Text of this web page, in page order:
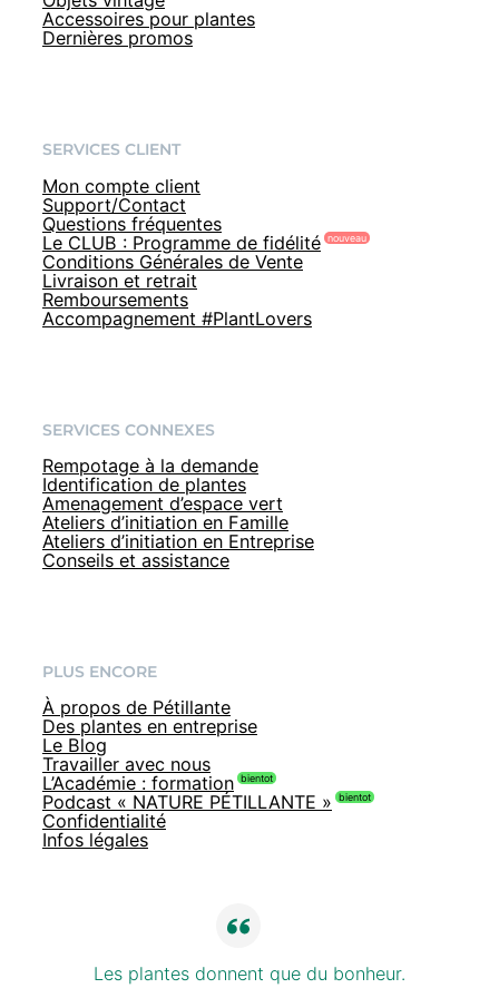
Accessoires pour plantes
Dernières promos
SERVICES CLIENT
Mon compte client
Support/Contact
Questions fréquentes
Le CLUB : Programme de fidélité
Conditions Générales de Vente
Livraison et retrait
Remboursements
Accompagnement #PlantLovers
SERVICES CONNEXES
Rempotage à la demande
Identification de plantes
Amenagement d’espace vert
Ateliers d’initiation en Famille
Ateliers d’initiation en Entreprise
Conseils et assistance
PLUS ENCORE
À propos de Pétillante
Des plantes en entreprise
Le Blog
Travailler avec nous
L’Académie : formation
Podcast « NATURE PÉTILLANTE »
Confidentialité
Infos légales
Les plantes donnent que du bonheur.